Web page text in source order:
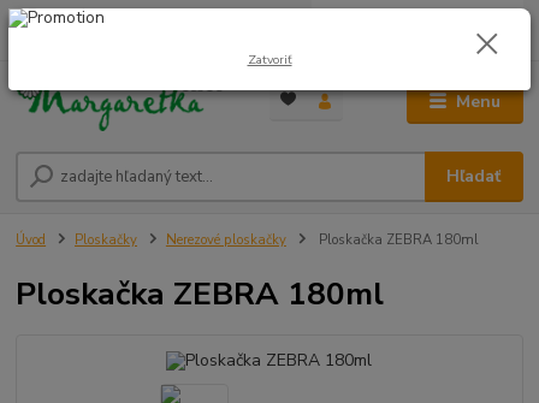
Menu
Hľadať
0948 236 042
0,00 €
Úvod Ploskačky Nerezové ploskačky Ploskačka ZEBRA 180ml
Ploskačka ZEBRA 180ml
Zatvoriť